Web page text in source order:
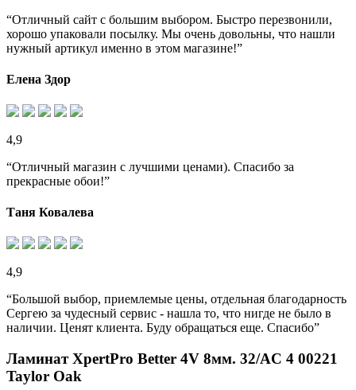
“Отличный сайт с большим выбором. Быстро перезвонили,
хорошо упаковали посылку. Мы очень довольны, что нашли
нужный артикул именно в этом магазине!”
Елена Здор
4,9
“Отличный магазин с лучшими ценами). Спасибо за
прекрасные обои!”
Таня Ковалева
4,9
“Большой выбор, приемлемые цены, отдельная благодарность
Сергею за чудесный сервис - нашла то, что нигде не было в
наличии. Ценят клиента. Буду обращаться еще. Спасибо”
Ламинат XpertPro Better 4V 8мм. 32/AC 4 00221
Taylor Oak